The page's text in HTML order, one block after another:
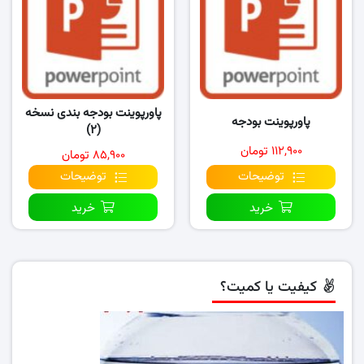
پاورپوینت بودجه
۱۱۲,۹۰۰ تومان
توضیحات
خرید
پاورپوینت بودجه بندی نسخه
(۲)
۸۵,۹۰۰ تومان
توضیحات
خرید
کیفیت یا کمیت؟